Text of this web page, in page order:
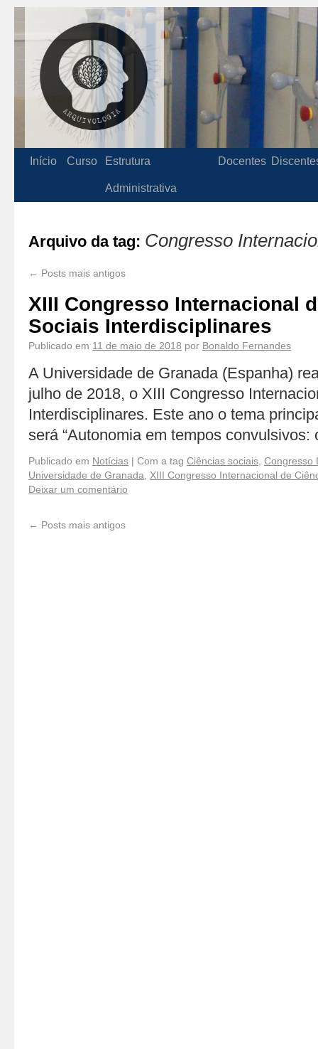
Início Curso Estrutura
Administrativa
Docentes
Arquivo da tag: Congresso
← Posts mais antigos
XIII Congresso Internacional
Sociais Interdisciplinares
Publicado em 11 de maio de 2018 por Bonaldo Fernandes
A Universidade de Granada (Espanha)
julho de 2018, o XIII Congresso
Interdisciplinares. Este ano o tema
será “Autonomia em tempos
Publicado em Notícias | Com a tag Ciências sociais Congresso
Universidade de Granada
XIII Congresso Internacional de
Deixar um comentário
← Posts mais antigos